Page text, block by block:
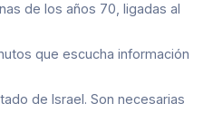
de los años 70, ligadas al
que escucha información
de Israel. Son necesarias